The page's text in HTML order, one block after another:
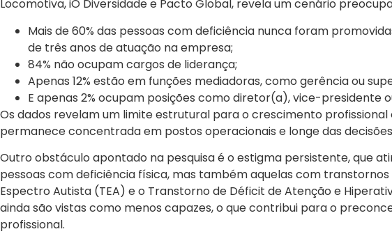
Locomotiva, iO Diversidade e Pacto Global, revela um cenário
Mais de 60% das pessoas com deficiência nunca foram
de três anos de atuação na empresa;
84% não ocupam cargos de liderança;
Apenas 12% estão em funções mediadoras, como gerência ou
E apenas 2% ocupam posições como diretor(a), vice-presidente
Os dados revelam um limite estrutural para o crescimento profissional
permanece concentrada em postos operacionais e longe das
Outro obstáculo apontado na pesquisa é o estigma persistente, que
pessoas com deficiência física, mas também aquelas com
Espectro Autista (TEA) e o Transtorno de Déficit de Atenção e
ainda são vistas como menos capazes, o que contribui para o
profissional.